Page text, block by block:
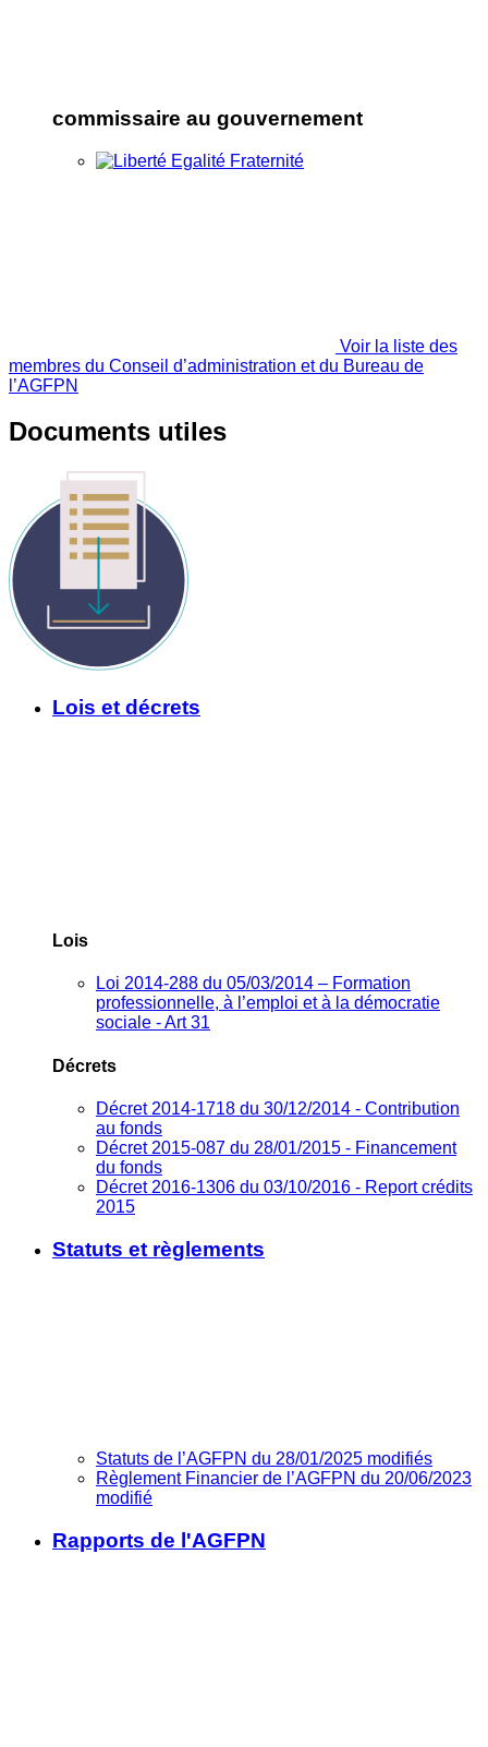
commissaire au gouvernement
Voir la liste des
membres du Conseil d’administration et du Bureau de
l’AGFPN
Documents utiles
Lois et décrets
Lois
Loi 2014-288 du 05/03/2014 – Formation
professionnelle, à l’emploi et à la démocratie
sociale - Art 31
Décrets
Décret 2014-1718 du 30/12/2014 - Contribution
au fonds
Décret 2015-087 du 28/01/2015 - Financement
du fonds
Décret 2016-1306 du 03/10/2016 - Report crédits
2015
Statuts et règlements
Statuts de l’AGFPN du 28/01/2025 modifiés
Règlement Financier de l’AGFPN du 20/06/2023
modifié
Rapports de l'AGFPN